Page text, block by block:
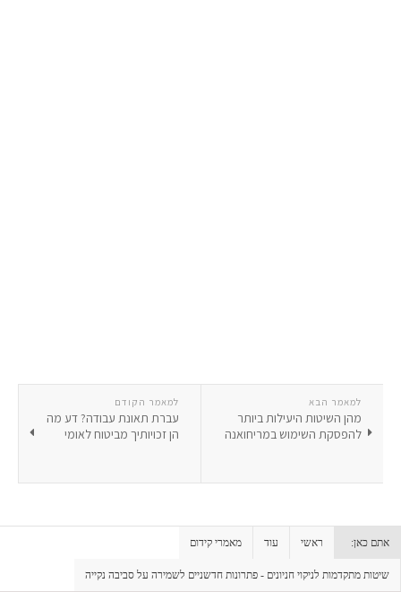
למאמר הקודם
עברת תאונת עבודה? דע מה
הן זכויותיך מביטוח לאומי
למאמר הבא
מהן השיטות היעילות ביותר
להפסקת השימוש במריחואנה
אתם כאן: ראשי עוד מאמרי קידום
שיטות מתקדמות לניקוי חניונים - פתרונות חדשניים לשמירה על סביבה נקייה